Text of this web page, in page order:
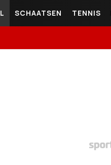
SCHAATSEN TENNIS